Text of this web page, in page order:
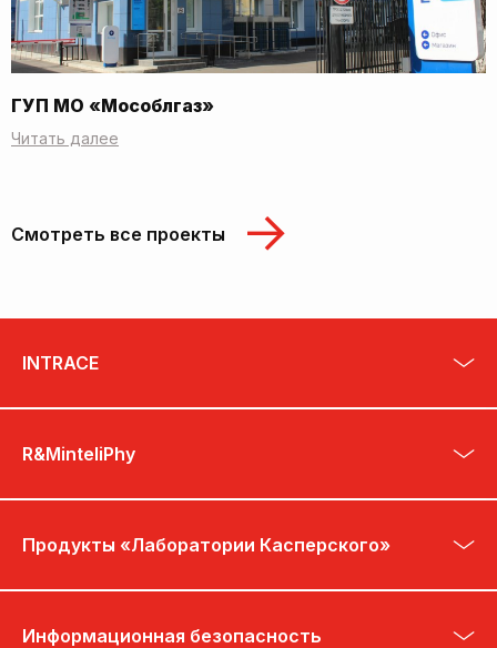
ГУП МО «Мособлгаз»
Читать далее
Смотреть все проекты
INTRACE
R&MinteliPhy
Продукты «Лаборатории Касперского»
Информационная безопасность